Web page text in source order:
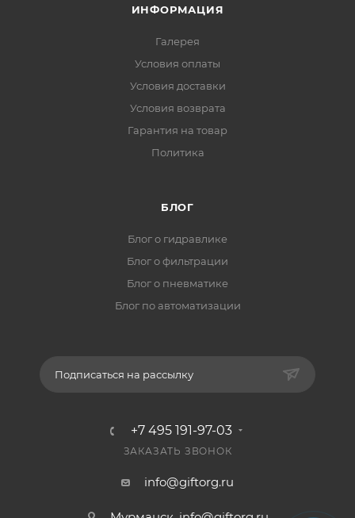
ИНФОРМАЦИЯ
Галерея
Условия оплаты
Условия доставки
Условия возврата
Гарантия на товар
Политика
БЛОГ
Блог о гидравлике
Блог о фильтрации
Блог о пневматике
Блог по автоматизации
Подписаться на рассылку
+7 495 191-97-03
ЗАКАЗАТЬ ЗВОНОК
info@giftorg.ru